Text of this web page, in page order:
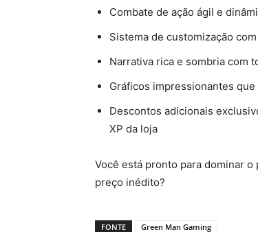
Combate de ação ágil e
Sistema de customização
Narrativa rica e sombria com
Gráficos impressionantes
Descontos adicionais
XP da loja
Você está pronto para dominar
preço inédito?
FONTE
Green Man Gaming